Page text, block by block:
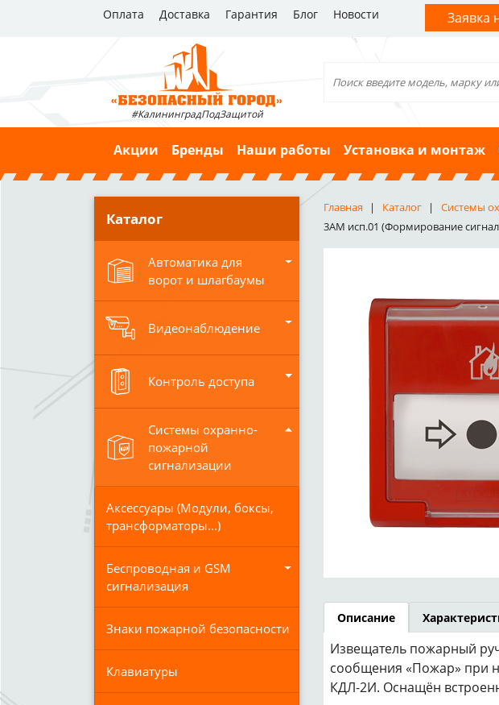
Оплата Доставка Гарантия Блог Новости Заявка
#КалининградПодЗащитой
Акции Бренды Наши работы Установка и монтаж
Каталог
Автоматика для
ворот и шлагбаумы
Видеонаблюдение
Контроль доступа
Системы охранно-
пожарной
сигнализации
Аксессуары (Модули, боксы,
трансформаторы...)
Беспроводная и GSM
cигнализация
Знаки пожарной безопасности
Клавиатуры
Главная Каталог Системы
3АМ исп.01 (Формирование
Описание
Извещатель пожарный
сообщения «Пожар» при
КДЛ-2И. Оснащён